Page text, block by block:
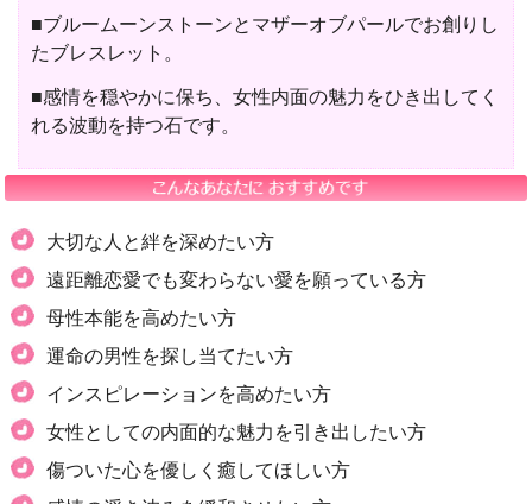
■ブルームーンストーンとマザーオブパールでお創りし
たブレスレット。
■感情を穏やかに保ち、女性内面の魅力をひき出してく
れる波動を持つ石です。
大切な人と絆を深めたい方
遠距離恋愛でも変わらない愛を願っている方
母性本能を高めたい方
運命の男性を探し当てたい方
インスピレーションを高めたい方
女性としての内面的な魅力を引き出したい方
傷ついた心を優しく癒してほしい方